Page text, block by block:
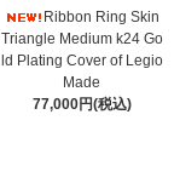
Ribbon Ring Skin
Triangle Medium k24 Go
ld Plating Cover of Legio
Made
77,000円(税込)